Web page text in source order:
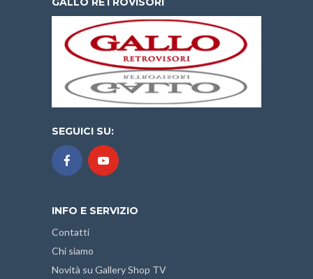
SEGUICI SU:
INFO E SERVIZIO
Contatti
Chi siamo
Novità su Gallery Shop TV